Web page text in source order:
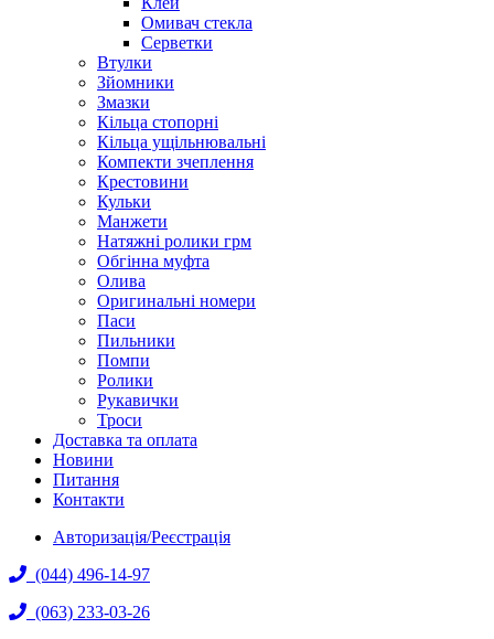
Омивач стекла
Серветки
Втулки
Зйомники
Змазки
Кільца стопорні
Кільца ущільнювальні
Компекти зчеплення
Крестовини
Кульки
Манжети
Натяжні ролики грм
Обгінна муфта
Олива
Оригинальні номери
Паси
Пильники
Помпи
Ролики
Рукавички
Троси
Доставка та оплата
Новини
Питання
Контакти
Авторизація/Реєстрація
(044) 496-14-97
(063) 233-03-26